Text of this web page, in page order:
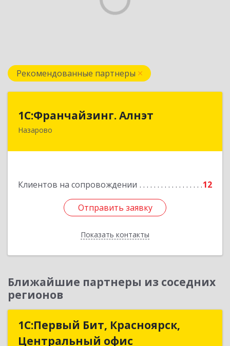
Рекомендованные партнеры
1С:Франчайзинг. Алнэт
Назарово
Клиентов на сопровождении 12
Отправить заявку
Показать контакты
1С:Франчайзинг. Алнэт
662200, Красноярский край, Назарово г,
Отправить заявку
Назад
Ближайшие партнеры из соседних
регионов
1С:Первый Бит, Красноярск,
Центральный офис
1С:Первый Бит, Красноярск,
Центральный офис